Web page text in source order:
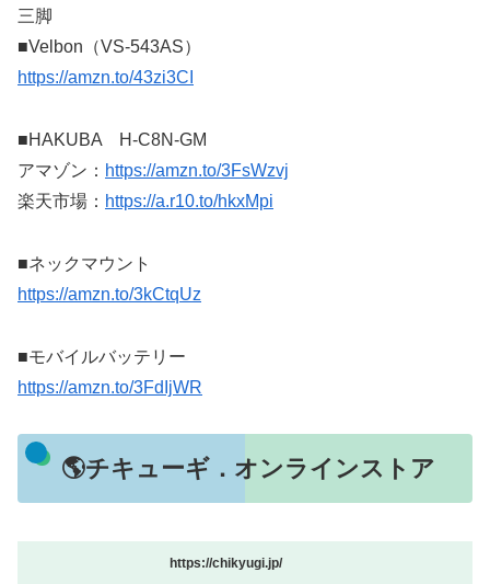
三脚
■Velbon（VS-543AS）
https://amzn.to/43zi3CI
■HAKUBA H-C8N-GM
アマゾン： https://amzn.to/3FsWzvj
楽天市場： https://a.r10.to/hkxMpi
■ネックマウント
https://amzn.to/3kCtqUz
■モバイルバッテリー
https://amzn.to/3FdIjWR
🌎チキューギ．オンラインストア
https://chikyugi.jp/